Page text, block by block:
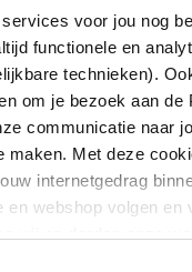
voor jou nog
functionele en
technieken).
om je bezoek aan de
communicatie naar
maken. Met deze
internetgedrag
en webshop volgen en
Persmof
Nee
90
V
Toon meer